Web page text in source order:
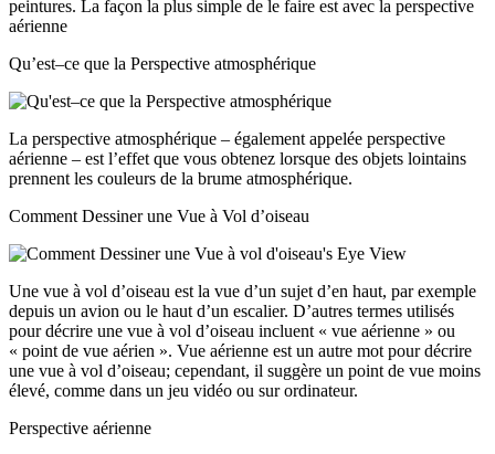
peintures. La façon la plus simple de le faire est avec la perspective
aérienne
Qu’est–ce que la Perspective atmosphérique
La perspective atmosphérique – également appelée perspective
aérienne – est l’effet que vous obtenez lorsque des objets lointains
prennent les couleurs de la brume atmosphérique.
Comment Dessiner une Vue à Vol d’oiseau
Une vue à vol d’oiseau est la vue d’un sujet d’en haut, par exemple
depuis un avion ou le haut d’un escalier. D’autres termes utilisés
pour décrire une vue à vol d’oiseau incluent « vue aérienne » ou
« point de vue aérien ». Vue aérienne est un autre mot pour décrire
une vue à vol d’oiseau; cependant, il suggère un point de vue moins
élevé, comme dans un jeu vidéo ou sur ordinateur.
Perspective aérienne